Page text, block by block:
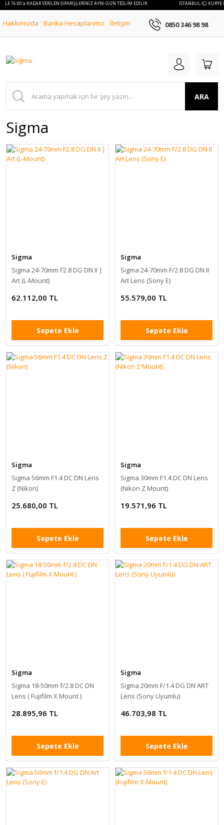
16:00'a KADAR VERİLEN SİPARİŞLERİNİZ AYNI GÜN TESLİM EDİLİR. İSTANBUL İÇİ KURYE
Hakkımızda Banka Hesaplarımız İletişim 0850 346 98 98
ARA
Sigma
Sigma
Sigma 24-70mm F2.8 DG DN II |
Art (L-Mount)
62.112,00 TL
Sepete Ekle
Sigma
Sigma 24-70mm F/2.8 DG DN II
Art Lens (Sony E)
55.579,00 TL
Sepete Ekle
Sigma
Sigma 56mm F1.4 DC DN Lens
Z (Nikon)
25.680,00 TL
Sepete Ekle
Sigma
Sigma 30mm F1.4 DC DN Lens
(Nikon Z Mount)
19.571,96 TL
Sepete Ekle
Sigma
Sigma 18-50mm f/2.8 DC DN
Lens ( Fujifilm X Mount )
28.895,96 TL
Sepete Ekle
Sigma
Sigma 20mm F/1.4 DG DN ART
Lens (Sony Uyumlu)
46.703,98 TL
Sepete Ekle